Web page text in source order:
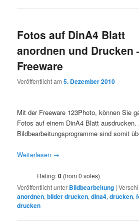
Fotos auf DinA4 Blatt
anordnen und Drucken
Freeware
Veröffentlicht am5. Dezember 2010
Mit der Freeware 123Photo, können Sie
Fotos auf einem DinA4 Blatt ausdrucken.
Bildbearbeitungsprogramme sind somit
Weiterlesen →
Rating:0 (from 0 votes)
Veröffentlicht unter Bildbearbeitung |
anordnen,bilder drucken,dina4,drucken,
drucken